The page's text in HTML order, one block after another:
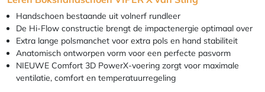
Handschoen bestaande uit volnerf rundleer
De Hi-Flow constructie brengt de impactenergie optimaal over
Extra lange polsmanchet voor extra pols en hand stabiliteit
Anatomisch ontworpen vorm voor een perfecte pasvorm
NIEUWE Comfort 3D PowerX-voering zorgt voor maximale
ventilatie, comfort en temperatuurregeling